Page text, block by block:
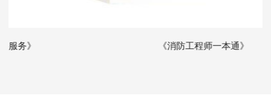
《消防工程师一本通》